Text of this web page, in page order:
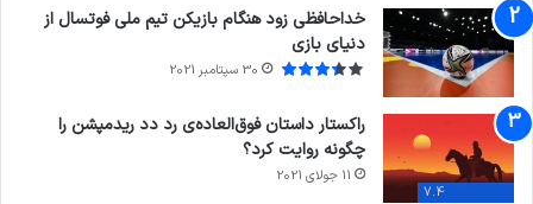
خداحافظی زود هنگام بازیکن تیم ملی فوتسال از
دنیای بازی
30 سپتامبر 2021
7.4
راکستار داستان فوق‌العاده‌ی رد دد ریدمپشن را
چگونه روایت کرد؟
11 جولای 2021